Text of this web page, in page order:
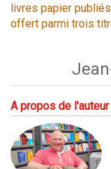
livres papier
offert parmi trois
A propos de l'auteur